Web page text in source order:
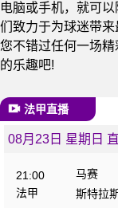
电脑或手机，就可
们致力于为球迷带
您不错过任何一场
的乐趣吧!
法甲直播
08月23日 星期日
21:00
法甲
马赛
斯特拉